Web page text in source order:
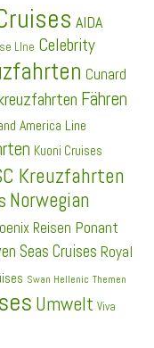
AIDA
LIne Celebrity
Cunard
Fähren
America Line
Kuoni Cruises
Kreuzfahrten
Norwegian
Reisen Ponant
Seas Cruises Royal
Swan Hellenic Themen
Umwelt Viva